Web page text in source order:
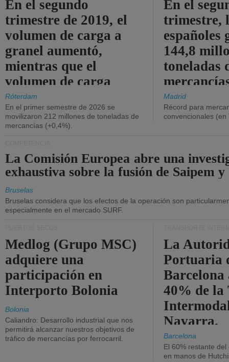
En el segundo
trimestre de 2019, el
volumen de carga a
granel aumentó,
mientras que el
volumen de carga
general disminuyó.
Róterdam
En el primer semestre de 2026 se
movilizaron 212 millones de toneladas de
mercancías (+0,4%).
En el
trimestre,
españoles
144,8
toneladas
Madrid
Récord para
convencionales (en
La Comisión Europea abre una
exhaustiva sobre la fusión de Saipem y
Bruselas
Bruselas considera que los efectos de la operación son
especialmente en el mercado SURF.
Medlog (Grupo MSC)
adquiere una
participación en
Interporto Bolonia
Bolonia
Caliandro: Desarrollo industrial que nos
permitirá alcanzar nuestros objetivos de
tráfico de mercancías por ferrocarril.
La
Portuaria
40% de la
Navarra.
Barcelona
El 60% restante
en manos de